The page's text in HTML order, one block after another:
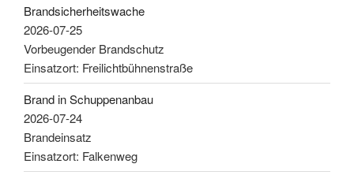
Brandsicherheitswache
2026-07-25
Vorbeugender Brandschutz
Einsatzort: Freilichtbühnenstraße
Brand in Schuppenanbau
2026-07-24
Brandeinsatz
Einsatzort: Falkenweg